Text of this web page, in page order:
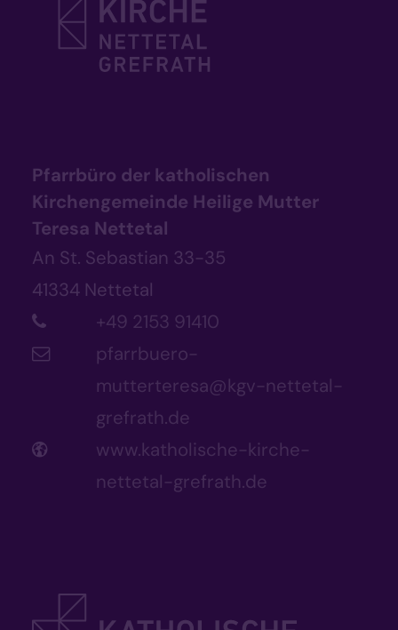
Pfarrbüro der katholischen
Kirchengemeinde Heilige Mutter
Teresa Nettetal
An St. Sebastian 33-35
41334 Nettetal
+49 2153 91410
pfarrbuero-
mutterteresa@kgv-nettetal-
grefrath.de
www.katholische-kirche-
nettetal-grefrath.de